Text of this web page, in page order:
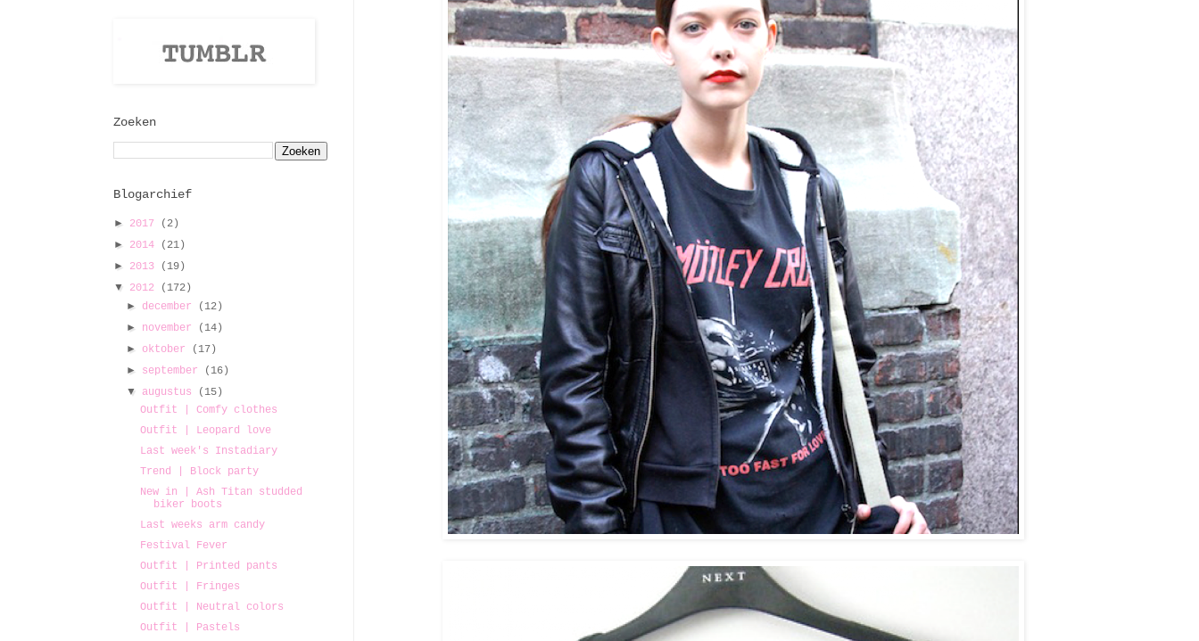
Zoeken
Blogarchief
► 2017
(2)
► 2014
(21)
► 2013
(19)
▼ 2012
(172)
► december
(12)
► november
(14)
► oktober
(17)
► september
(16)
▼ augustus
(15)
Outfit | Comfy clothes
Outfit | Leopard love
Last week's Instadiary
Trend | Block party
New in | Ash Titan studded
biker boots
Last weeks arm candy
Festival Fever
Outfit | Printed pants
Outfit | Fringes
Outfit | Neutral colors
Outfit | Pastels